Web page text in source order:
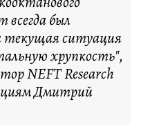
был
ситуация
хрупкость",
NEFT Research
Дмитрий